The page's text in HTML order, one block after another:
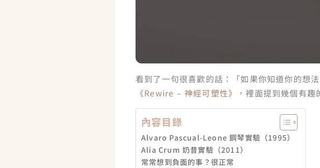
看到了一句很喜歡的話：「如果你知道你的想
《Rewire – 神經可塑性》，裡面提到幾個有趣
內容目錄
Alvaro Pascual-Leone 鋼琴實驗（1995）
Alia Crum 奶昔實驗（2011）
常常想到負面的事？很正常